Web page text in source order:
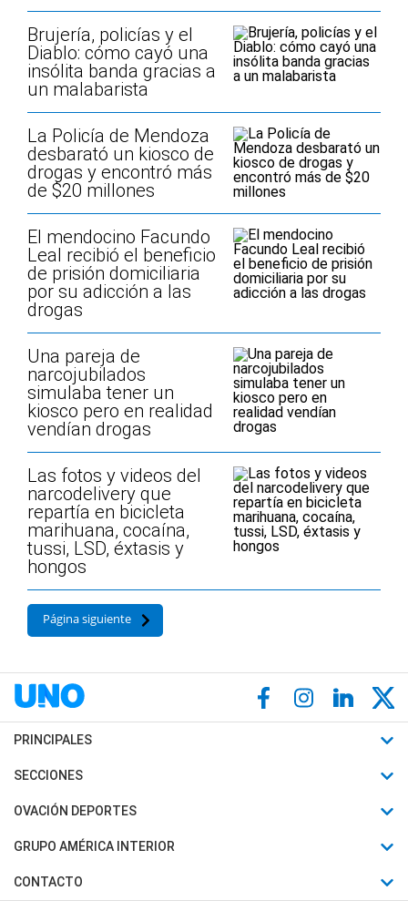
Brujería, policías y el
Diablo: cómo cayó una
insólita banda gracias a
un malabarista
La Policía de Mendoza
desbarató un kiosco de
drogas y encontró más
de $20 millones
El mendocino Facundo
Leal recibió el beneficio
de prisión domiciliaria
por su adicción a las
drogas
Una pareja de
narcojubilados
simulaba tener un
kiosco pero en realidad
vendían drogas
Las fotos y videos del
narcodelivery que
repartía en bicicleta
marihuana, cocaína,
tussi, LSD, éxtasis y
hongos
Página siguiente
PRINCIPALES
Últimas Noticias
Política
Judiciales
SECCIONES
Horóscopo
Motores
Trucos caseros
OVACIÓN DEPORTES
Fútbol
Mundial
GRUPO AMÉRICA INTERIOR
Canal 7 en Vivo
CONTACTO